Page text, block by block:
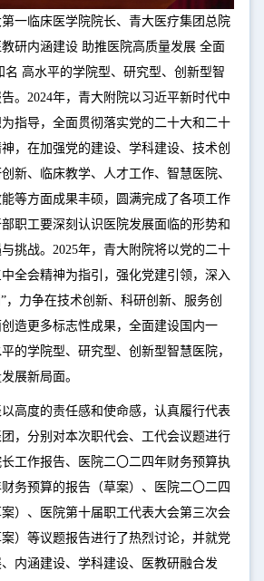
一临床医学院院长、青大医疗集团总院
研内涵建设 助推医院高质量发展 全面
名 高水平的学院型、研究型、创新型智
。2024年，青大附院以习近平新时代中
指导，全面贯彻落实党的二十大和二十
，在加强党的建设、学科建设、技术创
新、临床教学、人才工作、智慧医院、
等方面成果丰硕，圆满完成了各项工作
职工要深刻认识医院发展面临的形势和
挑战。2025年，青大附院将以党的二十
全会精神为指引，强化党建引领，深入
，力争在技术创新、科研创新、服务创
造更多标志性成果，全面建设国内一
的学院型、研究型、创新型智慧医院，
展新局面。
高度的责任感和使命感，认真履行代表
，分别对本次职代会、工代会议题进行
工作报告、医院二〇二四年财务预算执
务预算的报告（草案）、医院二〇二四
）、医院第十届职工代表大会第三次会
）等议题报告进行了热烈讨论，并就党
内涵建设、学科建设、医教研融合发